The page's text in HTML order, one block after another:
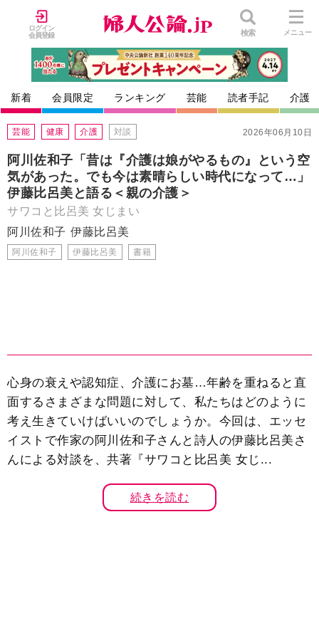
ログイン
会員登録
検索 メニュー
新着 会員限定 ランキング 芸能 読者手記 介護
2026年06月10日
芸能 健康 介護 対談
阿川佐和子「昔は『介護は娘がやるもの』という空
気があった。でも今は素晴らしい時代になって…」
伊藤比呂美と語る＜親の介護＞
サワコと比呂美 女じまい
阿川佐和子 伊藤比呂美
阿川佐和子 伊藤比呂美 書籍
心身の衰えや認知症、介護にお墓…年齢を重ねると直
面するさまざまな問題に対して、私たちはどのように
考え生きていけばいいのでしょうか。今回は、エッセ
イストで作家の阿川佐和子さんと詩人の伊藤比呂美さ
んによる対談を、共著『サワコと比呂美 女じ...
続きを読む